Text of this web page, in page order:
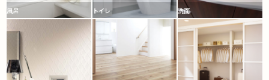
風呂 トイレ 洗面